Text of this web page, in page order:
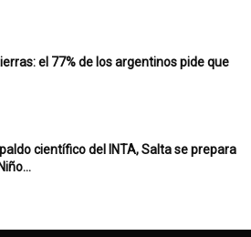
el 77% de los argentinos pide que
científico del INTA, Salta se prepara